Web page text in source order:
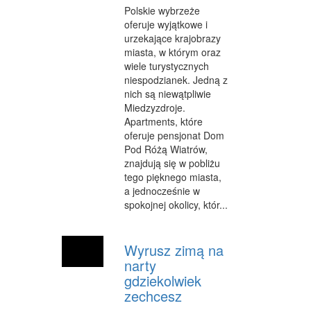
Polskie wybrzeże
oferuje wyjątkowe i
urzekające krajobrazy
miasta, w którym oraz
wiele turystycznych
niespodzianek. Jedną z
nich są niewątpliwie
Miedzyzdroje.
Apartments, które
oferuje pensjonat Dom
Pod Różą Wiatrów,
znajdują się w pobliżu
tego pięknego miasta,
a jednocześnie w
spokojnej okolicy, któr...
Wyrusz zimą na
narty
gdziekolwiek
zechcesz